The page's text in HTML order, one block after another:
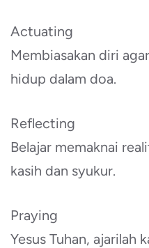
Actuating
Membiasakan diri
hidup dalam doa.
Reflecting
Belajar memaknai
kasih dan syukur.
Praying
Yesus Tuhan, ajarilah